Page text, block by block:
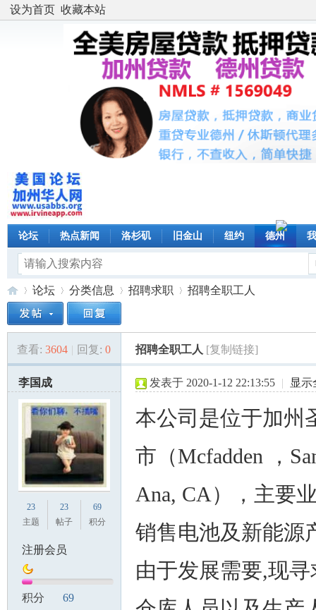
设为首页 收藏本站
论坛 热点新闻 洛杉矶 旧金山 纽约 德州
美»
论坛
›
分类信息 招聘求职
›
招聘全职工人
查看: 3604 | 回复: 0 招聘全职工人 [复制链接]
李国成
23
主题
23
帖子
69
积分
注册会员
积分 69
发表于 2020-1-12 22:13:55 | 显示
本公司是位于加州
市（Mcfadden ，
Ana, CA），主要
销售电池及新能源
由于发展需要,现